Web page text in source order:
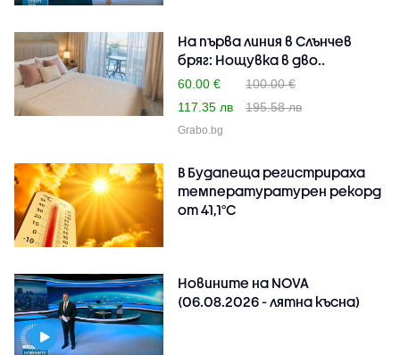
На първа линия в Слънчев
бряг: Нощувка в дво..
60.00 €
100.00 €
117.35 лв
195.58 лв
Grabo.bg
В Будапеща регистрираха
температуратурен рекорд
от 41,1°C
Новините на NOVA
(06.08.2026 - лятна късна)